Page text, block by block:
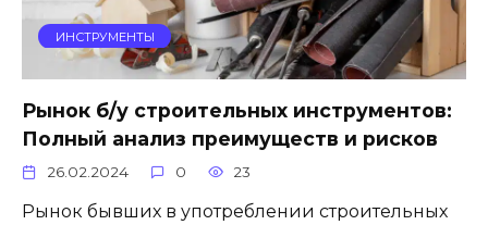
ИНСТРУМЕНТЫ
Рынок б/у строительных инструментов:
Полный анализ преимуществ и рисков
26.02.2024 0 23
Рынок бывших в употреблении строительных